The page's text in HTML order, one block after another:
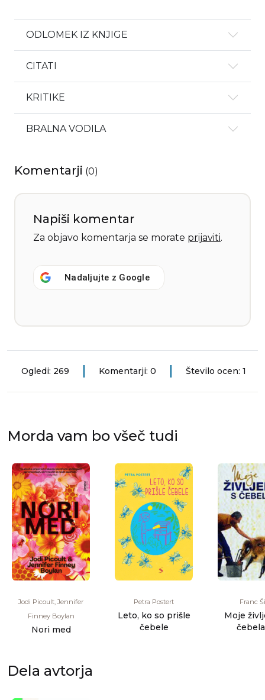
ODLOMEK IZ KNJIGE
CITATI
KRITIKE
BRALNA VODILA
Komentarji (0)
Napiši komentar
Za objavo komentarja se morate prijaviti.
Nadaljujte z Google
Ogledi: 269 Komentarji: 0 Število ocen: 1
Morda vam bo všeč tudi
Jodi Picoult, Jennifer
Finney Boylan
Nori med
Petra Postert
Leto, ko so prišle
čebele
Franc
Moje
Dela avtorja